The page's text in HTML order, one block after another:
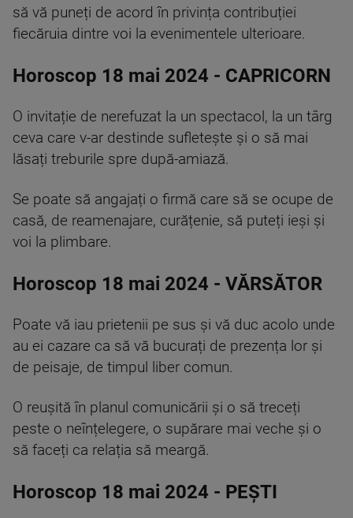
să vă puneți de acord în privința contribuției
fiecăruia dintre voi la evenimentele ulterioare.
Horoscop 18 mai 2024 - CAPRICORN
O invitație de nerefuzat la un spectacol, la un târg
ceva care v-ar destinde sufletește și o să mai
lăsați treburile spre după-amiază.
Se poate să angajați o firmă care să se ocupe de
casă, de reamenajare, curățenie, să puteți ieși și
voi la plimbare.
Horoscop 18 mai 2024 - VĂRSĂTOR
Poate vă iau prietenii pe sus și vă duc acolo unde
au ei cazare ca să vă bucurați de prezența lor și
de peisaje, de timpul liber comun.
O reușită în planul comunicării și o să treceți
peste o neînțelegere, o supărare mai veche și o
să faceți ca relația să meargă.
Horoscop 18 mai 2024 - PEȘTI